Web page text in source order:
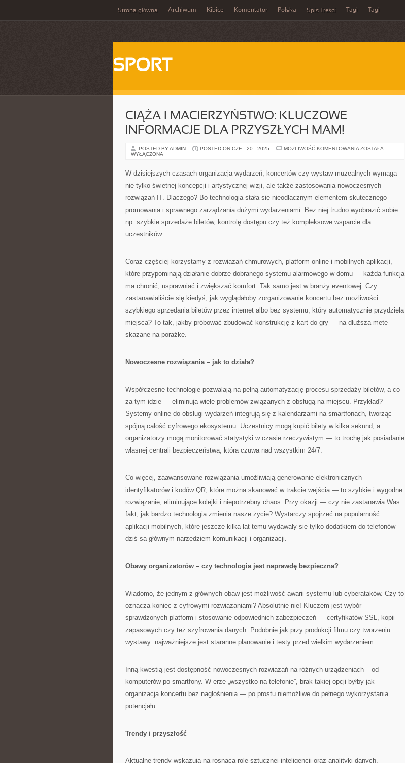
Strona główna Archiwum Kibice Komentator Polska Spis Treści Tagi Tagi
SPORT
CIĄŻA I MACIERZYŃSTWO: KLUCZOWE
INFORMACJE DLA PRZYSZŁYCH MAM!
POSTED BY ADMIN POSTED ON CZE - 20 - 2025 MOŻLIWOŚĆ KOMENTOWANIA CIĄŻA
INFORMACJE
DLA
MAM!
ZOSTAŁA
WYŁĄCZONA
W dzisiejszych czasach organizacja wydarzeń, koncertów czy wystaw muzealnych wymaga
nie tylko świetnej koncepcji i artystycznej wizji, ale także zastosowania nowoczesnych
rozwiązań IT. Dlaczego? Bo technologia stała się nieodłącznym elementem skutecznego
promowania i sprawnego zarządzania dużymi wydarzeniami. Bez niej trudno wyobrazić sobie
np. szybkie sprzedaże biletów, kontrolę dostępu czy też kompleksowe wsparcie dla
uczestników.
Coraz częściej korzystamy z rozwiązań chmurowych, platform online i mobilnych aplikacji,
które przypominają działanie dobrze dobranego systemu alarmowego w domu — każda funkcja
ma chronić, usprawniać i zwiększać komfort. Tak samo jest w branży eventowej. Czy
zastanawialiście się kiedyś, jak wyglądałoby zorganizowanie koncertu bez możliwości
szybkiego sprzedania biletów przez internet albo bez systemu, który automatycznie przydziela
miejsca? To tak, jakby próbować zbudować konstrukcję z kart do gry — na dłuższą metę
skazane na porażkę.
Nowoczesne rozwiązania – jak to działa?
Współczesne technologie pozwalają na pełną automatyzację procesu sprzedaży biletów, a co
za tym idzie — eliminują wiele problemów związanych z obsługą na miejscu. Przykład?
Systemy online do obsługi wydarzeń integrują się z kalendarzami na smartfonach, tworząc
spójną całość cyfrowego ekosystemu. Uczestnicy mogą kupić bilety w kilka sekund, a
organizatorzy mogą monitorować statystyki w czasie rzeczywistym — to trochę jak posiadanie
własnej centrali bezpieczeństwa, która czuwa nad wszystkim 24/7.
Co więcej, zaawansowane rozwiązania umożliwiają generowanie elektronicznych
identyfikatorów i kodów QR, które można skanować w trakcie wejścia — to szybkie i wygodne
rozwiązanie, eliminujące kolejki i niepotrzebny chaos. Przy okazji — czy nie zastanawia Was
fakt, jak bardzo technologia zmienia nasze życie? Wystarczy spojrzeć na popularność
aplikacji mobilnych, które jeszcze kilka lat temu wydawały się tylko dodatkiem do telefonów –
dziś są głównym narzędziem komunikacji i organizacji.
Obawy organizatorów – czy technologia jest naprawdę bezpieczna?
Wiadomo, że jednym z głównych obaw jest możliwość awarii systemu lub cyberataków. Czy to
oznacza koniec z cyfrowymi rozwiązaniami? Absolutnie nie! Kluczem jest wybór
sprawdzonych platform i stosowanie odpowiednich zabezpieczeń — certyfikatów SSL, kopii
zapasowych czy też szyfrowania danych. Podobnie jak przy produkcji filmu czy tworzeniu
wystawy: najważniejsze jest staranne planowanie i testy przed wielkim wydarzeniem.
Inną kwestią jest dostępność nowoczesnych rozwiązań na różnych urządzeniach – od
komputerów po smartfony. W erze „wszystko na telefonie”, brak takiej opcji byłby jak
organizacja koncertu bez nagłośnienia — po prostu niemożliwe do pełnego wykorzystania
potencjału.
Trendy i przyszłość
Aktualne trendy wskazują na rosnącą rolę sztucznej inteligencji oraz analityki danych.